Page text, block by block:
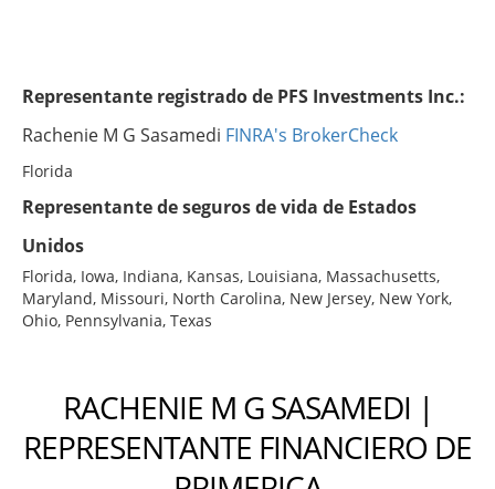
Representante registrado de PFS Investments Inc.:
Rachenie M G Sasamedi FINRA's BrokerCheck
Florida
Representante de seguros de vida de Estados
Unidos
Florida, Iowa, Indiana, Kansas, Louisiana, Massachusetts,
Maryland, Missouri, North Carolina, New Jersey, New York,
Ohio, Pennsylvania, Texas
RACHENIE M G SASAMEDI |
REPRESENTANTE FINANCIERO DE